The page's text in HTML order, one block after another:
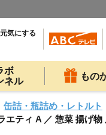
気にする
ボ
ネル
もの
缶詰・瓶詰め・レトルト
エティ A ／ 惣菜 揚げ